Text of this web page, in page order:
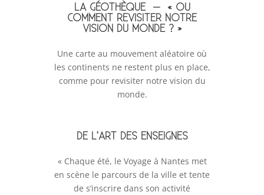
LA GÉOTHÈQUE – « OU
COMMENT REVISITER NOTRE
VISION DU MONDE ? »
Une carte au mouvement aléatoire où
les continents ne restent plus en place,
comme pour revisiter notre vision du
monde.
DE L’ART DES ENSEIGNES
« Chaque été, le Voyage à Nantes met
en scène le parcours de la ville et tente
de s’inscrire dans son activité